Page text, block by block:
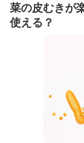
菜の皮むきが
使える？